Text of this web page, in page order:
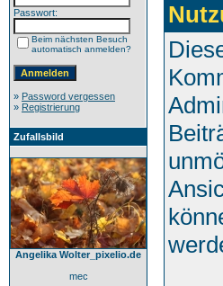
Passwort:
Beim nächsten Besuch
automatisch anmelden?
» Password vergessen
» Registrierung
Zufallsbild
Angelika Wolter_pixelio.de
mec